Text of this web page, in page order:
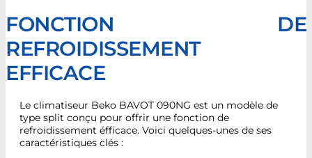
FONCTION DE
REFROIDISSEMENT
EFFICACE
Le climatiseur Beko BAVOT 090NG est un modèle de
type split conçu pour offrir une fonction de
refroidissement éfficace. Voici quelques-unes de ses
caractéristiques clés :